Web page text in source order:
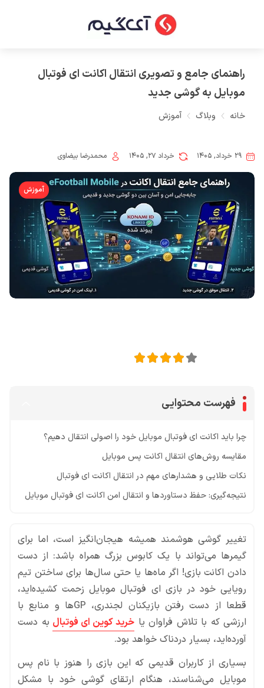
راهنمای جامع و تصویری انتقال اکانت ای فوتبال
موبایل به گوشی جدید
خانه وبلاگ آموزش
۲۹ خرداد, ۱۴۰۵ خرداد ۲۷, ۱۴۰۵ محمدرضا بیضاوی
آموزش
فهرست محتوایی
چرا باید اکانت ای فوتبال موبایل خود را اصولی انتقال دهیم؟
مقایسه روش‌های انتقال اکانت پس موبایل
نکات طلایی و هشدارهای مهم در انتقال اکانت ای فوتبال
نتیجه‌گیری: حفظ دستاوردها و انتقال امن اکانت ای فوتبال موبایل
تغییر گوشی هوشمند همیشه هیجان‌انگیز است، اما برای
گیمرها می‌تواند با یک کابوس بزرگ همراه باشد: از دست
دادن اکانت بازی! اگر ماه‌ها یا حتی سال‌ها برای ساختن تیم
رویایی خود در بازی ای فوتبال موبایل زحمت کشیده‌اید،
قطعا از دست رفتن بازیکنان لجندری، GPها و منابع با
ارزشی که با تلاش فراوان یا خرید کوین ای فوتبال به دست
آورده‌اید، بسیار دردناک خواهد بود.
بسیاری از کاربران قدیمی که این بازی را هنوز با نام پس
موبایل می‌شناسند، هنگام ارتقای گوشی خود با مشکل